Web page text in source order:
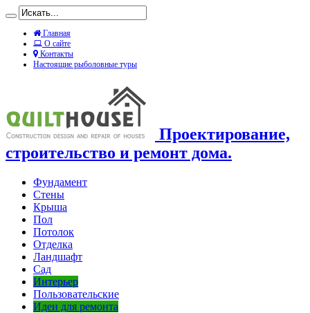
Главная
О сайте
Контакты
Настоящие рыболовные туры
Проектирование,
строительство и ремонт дома.
Фундамент
Стены
Крыша
Пол
Потолок
Отделка
Ландшафт
Сад
Интерьер
Пользовательские
Идеи для ремонта